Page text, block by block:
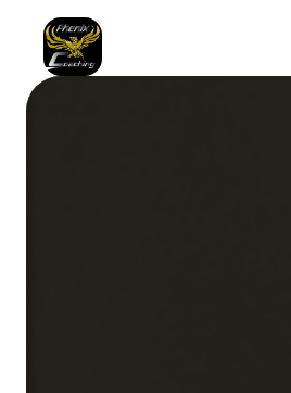
Panneau de gestion des cookies